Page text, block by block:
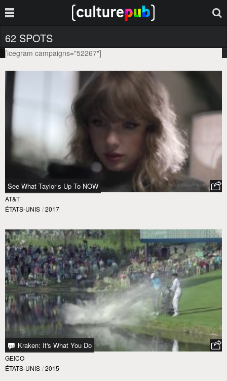
62 SPOTS
[icegram campaigns="52267"]
See What Taylor’s Up To NOW
AT&T
ÉTATS-UNIS / 2017
Kraken: It's What You Do
GEICO
ÉTATS-UNIS / 2015